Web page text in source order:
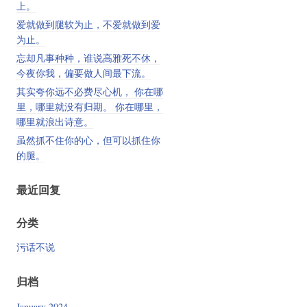
上。
爱就做到腿软为止，不爱就做到爱
为止。
忘却凡事种种，谁说高雅死不休，
今夜你我，偏要做人间最下流。
其实夸你远不必费尽心机， 你在哪
里，哪里就没有归期。 你在哪里，
哪里就浪出诗意。
虽然抓不住你的心，但可以抓住你
的腿。
最近回复
分类
污话不说
归档